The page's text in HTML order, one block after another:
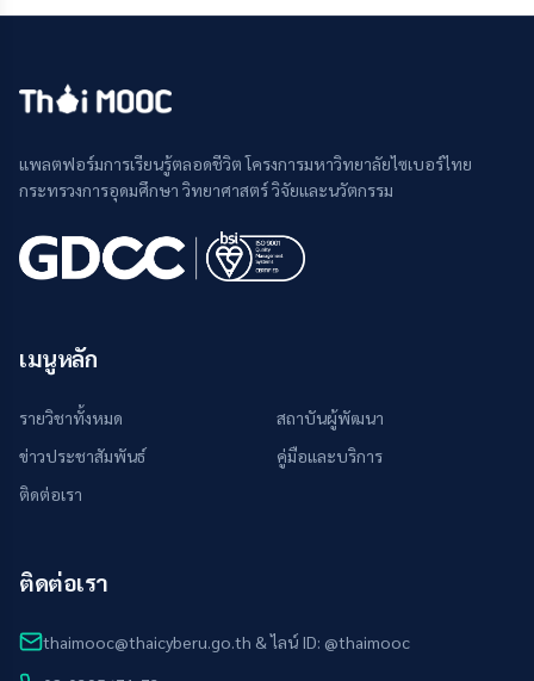
แพลตฟอร์มการเรียนรู้ตลอดชีวิต โครงการมหาวิทยาลัยไซเบอร์ไทย
กระทรวงการอุดมศึกษา วิทยาศาสตร์ วิจัยและนวัตกรรม
เมนูหลัก
รายวิชาทั้งหมด
สถาบันผู้พัฒนา
ข่าวประชาสัมพันธ์
คู่มือและบริการ
ติดต่อเรา
ติดต่อเรา
thaimooc@thaicyberu.go.th & ไลน์ ID: @thaimooc